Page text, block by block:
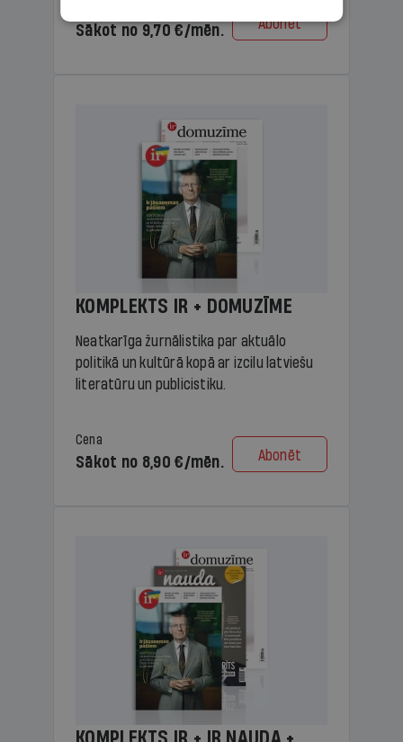
Sākot no 9,70 €/mēn. Abonēt
KOMPLEKTS IR + DOMUZĪME
Neatkarīga žurnālistika par aktuālo
politikā un kultūrā kopā ar izcilu latviešu
literatūru un publicistiku.
Cena
Sākot no 8,90 €/mēn. Abonēt